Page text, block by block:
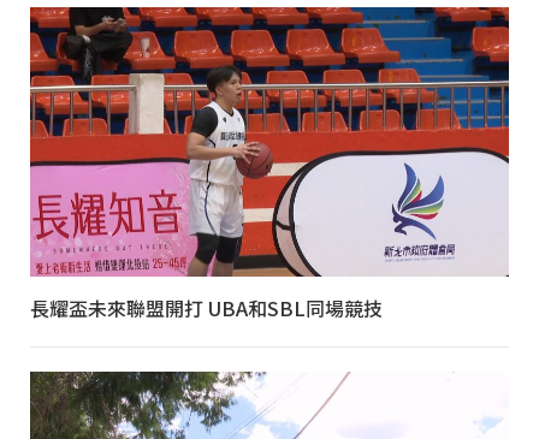
長耀盃未來聯盟開打 UBA和SBL同場競技